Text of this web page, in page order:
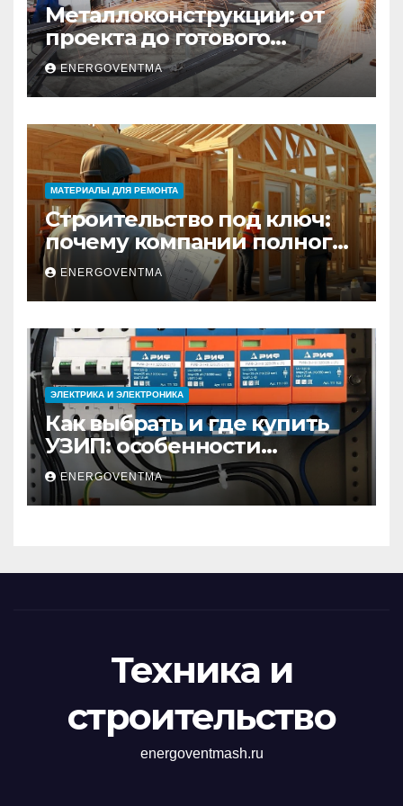
Металлоконструкции: от
проекта до готового
изделия – полный
практический гид
ENERGOVENTMA
МАТЕРИАЛЫ ДЛЯ РЕМОНТА
Строительство под ключ:
почему компании полного
цикла меняют рынок
недвижимости
ENERGOVENTMA
ЭЛЕКТРИКА И ЭЛЕКТРОНИКА
Как выбрать и где купить
УЗИП: особенности
устройств защиты от
импульсных
перенапряжений
ENERGOVENTMA
Техника и
строительство
energoventmash.ru